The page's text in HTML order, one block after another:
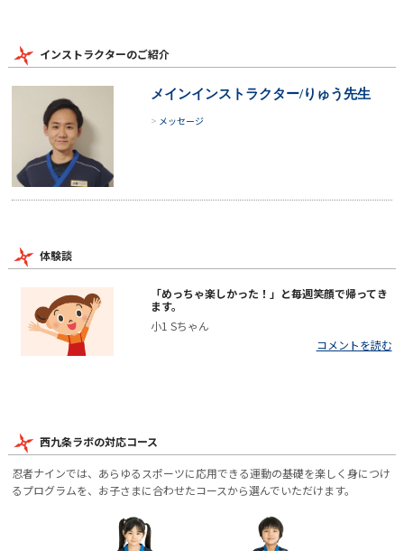
インストラクターのご紹介
メインインストラクター/りゅう先生
メッセージ
体験談
「めっちゃ楽しかった！」と毎週笑顔で帰ってき
ます。
小1 Sちゃん
コメントを読む
西九条ラボの対応コース
忍者ナインでは、あらゆるスポーツに応用できる運動の基礎を楽しく身につけ
るプログラムを、お子さまに合わせたコースから選んでいただけます。